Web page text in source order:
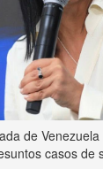
de
casos de